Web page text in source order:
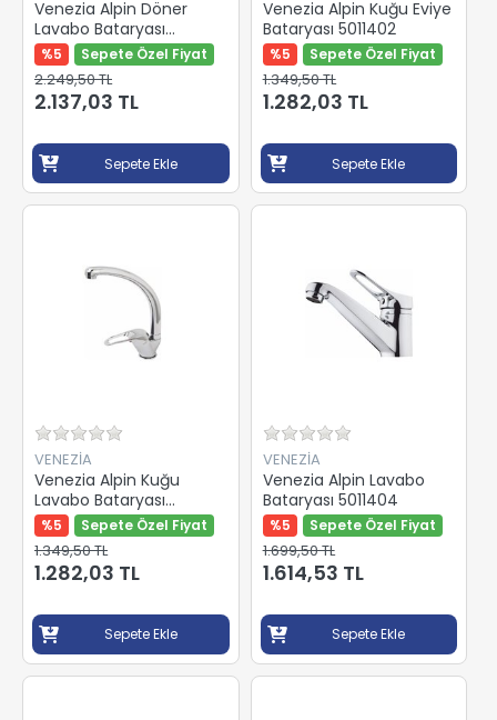
Venezia Alpin Döner
Lavabo Bataryası
5011406
%5 Sepete Özel Fiyat
2.249,50 TL
2.137,03 TL
Sepete Ekle
Venezia Alpin Kuğu Eviye
Bataryası 5011402
%5 Sepete Özel Fiyat
1.349,50 TL
1.282,03 TL
Sepete Ekle
VENEZİA
Venezia Alpin Kuğu
Lavabo Bataryası
5011403
%5 Sepete Özel Fiyat
1.349,50 TL
1.282,03 TL
Sepete Ekle
VENEZİA
Venezia Alpin Lavabo
Bataryası 5011404
%5 Sepete Özel Fiyat
1.699,50 TL
1.614,53 TL
Sepete Ekle